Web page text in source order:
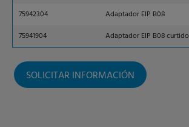
75942304
Adaptador EIP B08
75941904
Adaptador EIP B08 curtido
SOLICITAR INFORMACIÓN